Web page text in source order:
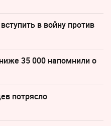
в войну против
35 000 напомнили о
потрясло